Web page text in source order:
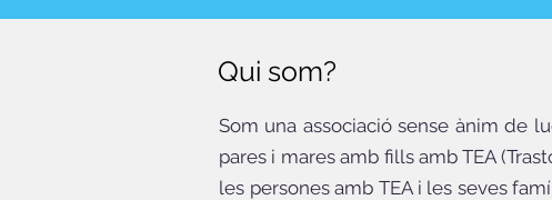
Qui som?
Som una associació sense ànim de
pares i mares amb fills amb TEA
les persones amb TEA i les seves